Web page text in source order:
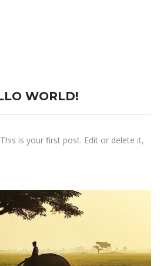
WORLD!
is your first post. Edit or delete it,